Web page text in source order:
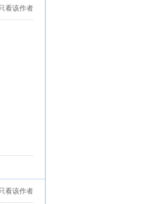
看该作者
看该作者